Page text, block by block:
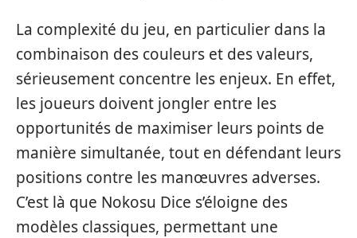
La complexité du jeu, en particulier dans la
combinaison des couleurs et des valeurs,
sérieusement concentre les enjeux. En effet,
les joueurs doivent jongler entre les
opportunités de maximiser leurs points de
manière simultanée, tout en défendant leurs
positions contre les manœuvres adverses.
C’est là que Nokosu Dice s’éloigne des
modèles classiques, permettant une